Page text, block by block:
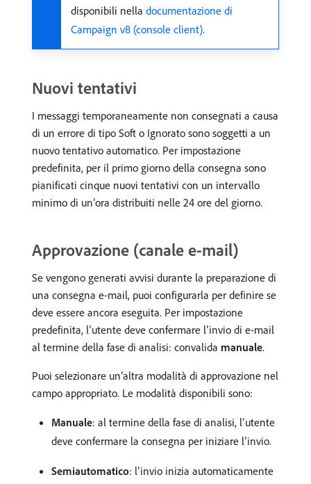
disponibili nella documentazione di
Campaign v8 (console client).
Nuovi tentativi
I messaggi temporaneamente non consegnati a causa
di un errore di tipo Soft o Ignorato sono soggetti a un
nuovo tentativo automatico. Per impostazione
predefinita, per il primo giorno della consegna sono
pianificati cinque nuovi tentativi con un intervallo
minimo di un’ora distribuiti nelle 24 ore del giorno.
Approvazione (canale e-mail)
Se vengono generati avvisi durante la preparazione di
una consegna e-mail, puoi configurarla per definire se
deve essere ancora eseguita. Per impostazione
predefinita, l’utente deve confermare l’invio di e-mail
al termine della fase di analisi: convalida manuale.
Puoi selezionare un’altra modalità di approvazione nel
campo appropriato. Le modalità disponibili sono:
Manuale: al termine della fase di analisi, l’utente
deve confermare la consegna per iniziare l’invio.
Semiautomatico: l’invio inizia automaticamente